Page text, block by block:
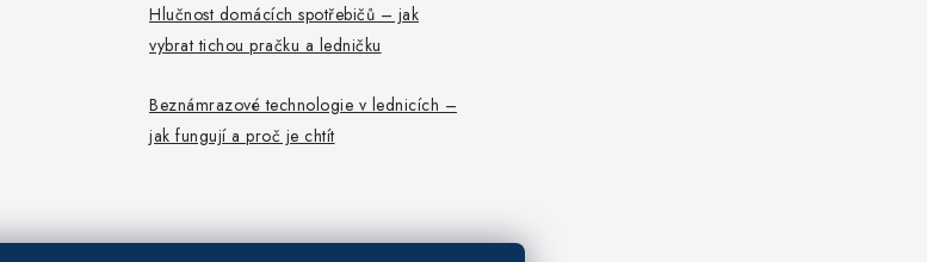
Hlučnost domácích spotřebičů – jak
vybrat tichou pračku a ledničku
Beznámrazové technologie v lednicích –
jak fungují a proč je chtít